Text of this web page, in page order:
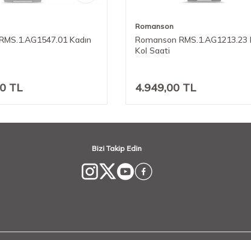
Kadın
TL
Romanson
Romanson RMS.1.AG1213.23
Kol Saati
4.949,00 TL
Bizi Takip Edin